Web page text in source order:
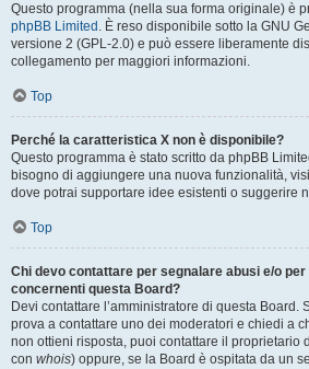
Questo programma (nella sua forma originale) è
phpBB Limited . È reso disponibile sotto la GNU
versione 2 (GPL-2.0) e può essere liberamente
collegamento per maggiori informazioni.
Top
Perché la caratteristica X non è disponibile?
Questo programma è stato scritto da phpBB
bisogno di aggiungere una nuova funzionalità,
dove potrai supportare idee esistenti o suggerire
Top
Chi devo contattare per segnalare abusi e/o per
concernenti questa Board?
Devi contattare l’amministratore di questa Board.
prova a contattare uno dei moderatori e chiedi a
non ottieni risposta, puoi contattare il proprietario
con whois) oppure, se la Board è ospitata da un